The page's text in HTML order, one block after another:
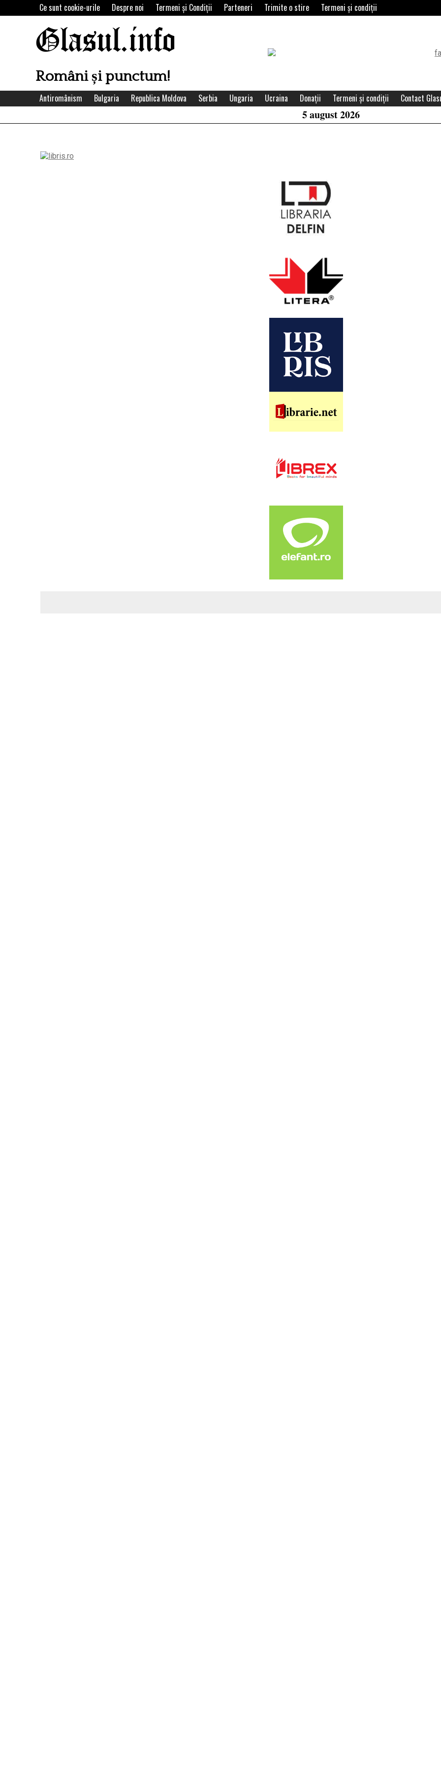
to
Ce sunt cookie-urile Despre noi Termeni şi Condiţii Parteneri Trimite o stire Termeni și condiții
Glasul.info
Români și punctum!
Header
Area
Antiromânism Bulgaria Republica Moldova Serbia Ungaria Ucraina Donații Termeni și condiții Contact
5 august 2026
Left
Asides